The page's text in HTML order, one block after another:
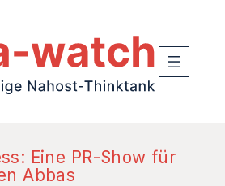
Eine PR-Show für
Abbas